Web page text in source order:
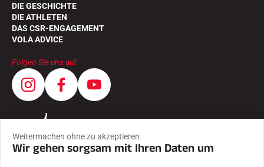
DIE GESCHICHTE
DIE ATHLETEN
DAS CSR-ENGAGEMENT
VOLA ADVICE
Folgen Sie uns auf
Weitermachen ohne zu akzeptieren
Wir gehen sorgsam mit Ihren Daten um